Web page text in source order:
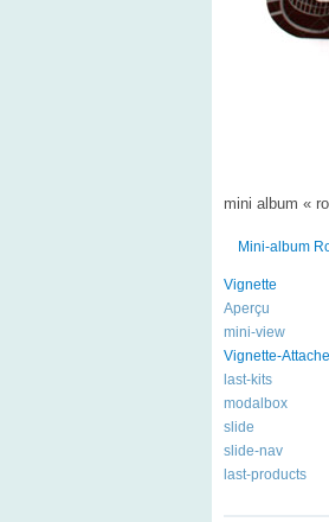
mini album «
Mini-album
Vignette
Aperçu
mini-view
Vignette-
last-kits
modalbox
slide
slide-nav
last-products